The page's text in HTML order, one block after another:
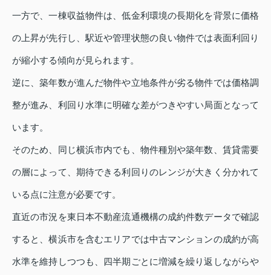
一方で、一棟収益物件は、低金利環境の長期化を背景に価格
の上昇が先行し、駅近や管理状態の良い物件では表面利回り
が縮小する傾向が見られます。
逆に、築年数が進んだ物件や立地条件が劣る物件では価格調
整が進み、利回り水準に明確な差がつきやすい局面となって
います。
そのため、同じ横浜市内でも、物件種別や築年数、賃貸需要
の層によって、期待できる利回りのレンジが大きく分かれて
いる点に注意が必要です。
直近の市況を東日本不動産流通機構の成約件数データで確認
すると、横浜市を含むエリアでは中古マンションの成約が高
水準を維持しつつも、四半期ごとに増減を繰り返しながらや